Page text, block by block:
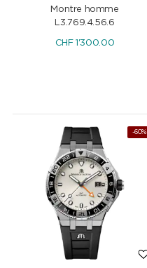
Montre homme
L3.769.4.56.6
CHF 1'300.00
-60%